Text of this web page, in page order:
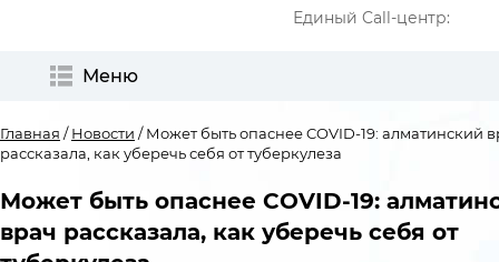
Единый Call-центр:
Меню
Главная /Новости / Может быть опаснее COVID-19: алматинский
рассказала, как уберечь себя от туберкулеза
Может быть опаснее COVID-19:
врач рассказала, как уберечь себя от